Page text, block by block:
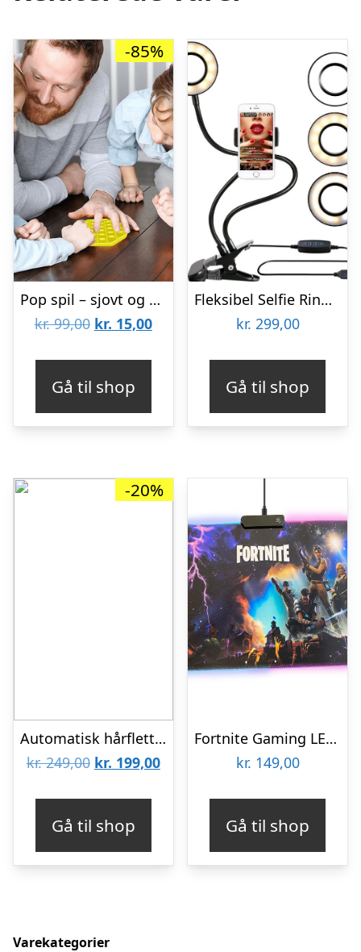
-85%
Pop spil – sjovt og afstressende
kr.99,00 Den
kr. 99,00.
kr. 15,00Den
kr. 15,00.
Gå til shop
Fleksibel Selfie Ring lys med telefonholder
kr. 299,00
Gå til shop
-20%
Automatisk hårfletter til børn
kr.249,00 Den
kr. 249,00.
kr. 199,00Den
kr. 199,00.
Gå til shop
Fortnite Gaming LED musemåtte
kr. 149,00
Gå til shop
Varekategorier